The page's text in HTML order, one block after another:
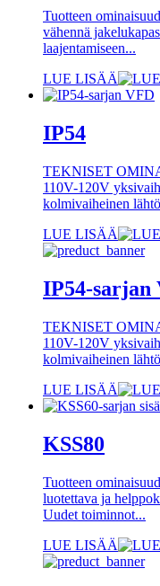
Tuotteen
vähennä
laajentamiseen...
LUE LISÄÄ
IP54
TEKNISET
110V-120V
kolmivaiheinen
LUE LISÄÄ
IP54-sarjan
TEKNISET
110V-120V
kolmivaiheinen
LUE LISÄÄ
KSS80
Tuotteen
luotettava ja
Uudet toiminnot...
LUE LISÄÄ